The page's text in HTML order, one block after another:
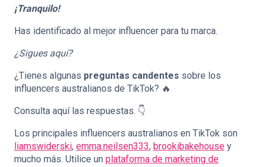
¡Tranquilo!
Has identificado al mejor influencer para tu marca.
¿Sigues aquí?
¿Tienes algunas preguntas candentes sobre los
influencers australianos de TikTok? 🔥
Consulta aquí las respuestas. 👇
Los principales influencers australianos en TikTok son
liamswiderski, emma.neilsen333, brookibakehouse y
mucho más. Utilice un plataforma de marketing de